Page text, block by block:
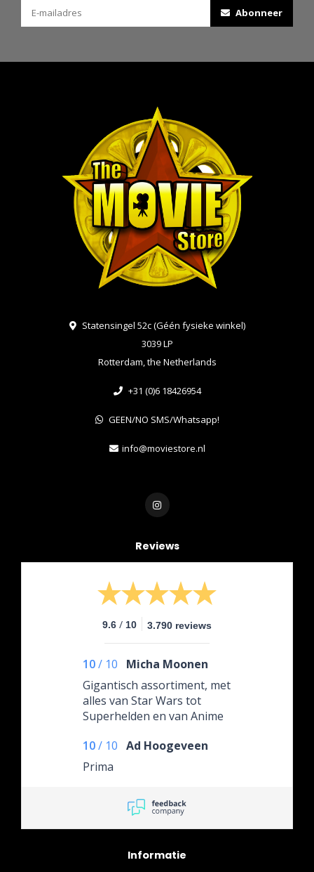
Abonneer
Statensingel 52c (Géén fysieke winkel)
3039 LP
Rotterdam, the Netherlands
+31 (0)6 18426954
GEEN/NO SMS/Whatsapp!
info@moviestore.nl
Reviews
9.6 / 10 3.790 reviews
10/ 10
Micha Moonen
Gigantisch assortiment, met
alles van Star Wars tot
Superhelden en van Anime
10/ 10 Ad Hoogeveen
Prima
Informatie